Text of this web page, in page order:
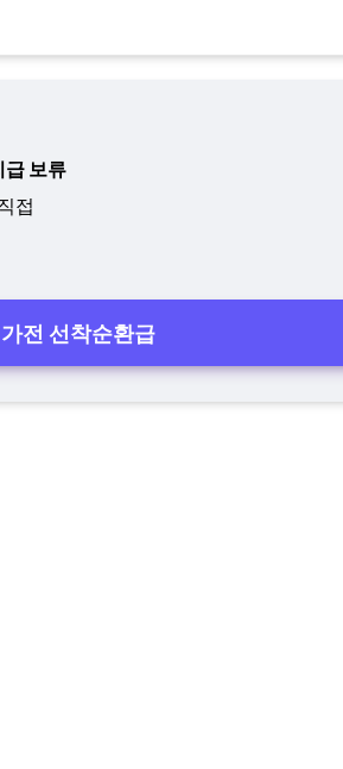
급 보류
접
전 선착순환급